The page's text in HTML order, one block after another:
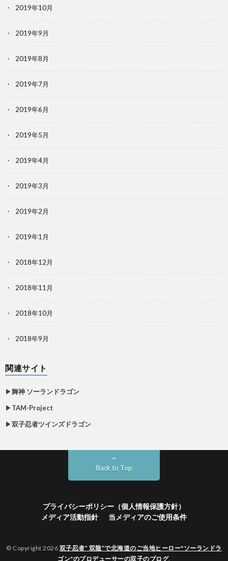
2019年10月
2019年9月
2019年8月
2019年7月
2019年6月
2019年5月
2019年4月
2019年3月
2019年2月
2019年1月
2018年12月
2018年11月
2018年10月
2018年9月
関連サイト
▶舞神 ソーランドラゴン
▶TAM-Project
▶双子忍者ツインズドラゴン
Back to Top
プライバシーポリシー（個人情報保護方針）
メディア活動指針
当メディアのご使用条件
© Copyright 2026 双子忍者” 双龍”で北海道のご当地ヒーロー"ソーランドラ
ゴン"のプロデューサーの双子のブログ.